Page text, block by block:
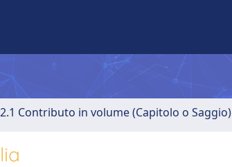
2.1 Contributo in volume (Capitolo o Saggio)